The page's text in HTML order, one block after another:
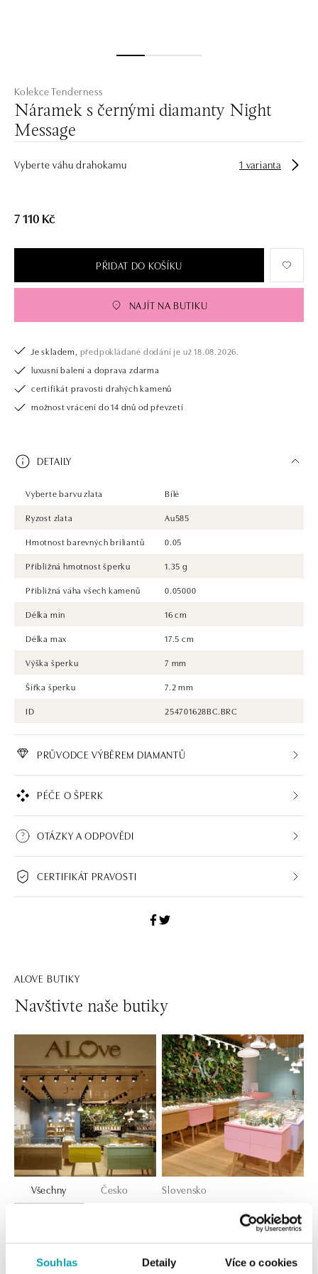
Souhlas Detaily Více o cookies
Kolekce Tenderness
Náramek s černými diamanty Night
Message
Vyberte váhu drahokamu 1 varianta
7 110 Kč
PŘIDAT DO KOŠÍKU
NAJÍT NA BUTIKU
Je skladem, předpokládané dodání je už 18.08.2026.
luxusní balení a doprava zdarma
certifikát pravosti drahých kamenů
možnost vrácení do 14 dnů od převzetí
DETAILY
Vyberte barvu zlata
Bílé
Ryzost zlata
Au585
Hmotnost barevných briliantů
0.05
Přibližná hmotnost šperku
1.35 g
Přibližná váha všech kamenů
0.05000
Délka min
16 cm
Délka max
17.5 cm
Výška šperku
7 mm
Šířka šperku
7.2 mm
ID
254701628BC.BRC
PRŮVODCE VÝBĚREM DIAMANTŮ
PÉČE O ŠPERK
OTÁZKY A ODPOVĚDI
CERTIFIKÁT PRAVOSTI
ALOVE BUTIKY
Navštivte naše butiky
Všechny Česko Slovensko
Plzeňská 8, 150 00 Praha 5 - Anděl
tel.: +420736509250